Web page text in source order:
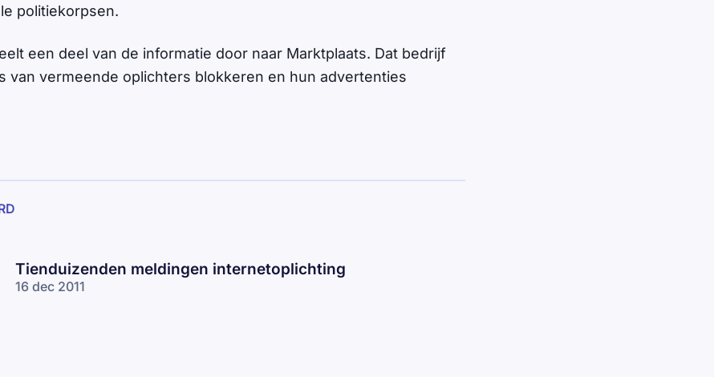
politiekorpsen.
een deel van de informatie door naar Marktplaats. Dat bedrijf
van vermeende oplichters blokkeren en hun advertenties
Tienduizenden meldingen internetoplichting
16 dec 2011